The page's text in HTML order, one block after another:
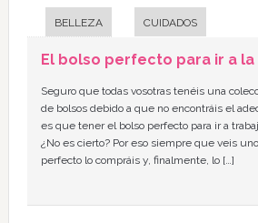
BELLEZA CUIDADOS
El bolso perfecto para ir a la
Seguro que todas vosotras tenéis una
de bolsos debido a que no encontráis el
es que tener el bolso perfecto para ir a
¿No es cierto? Por eso siempre que veis
perfecto lo compráis y, finalmente, lo […]